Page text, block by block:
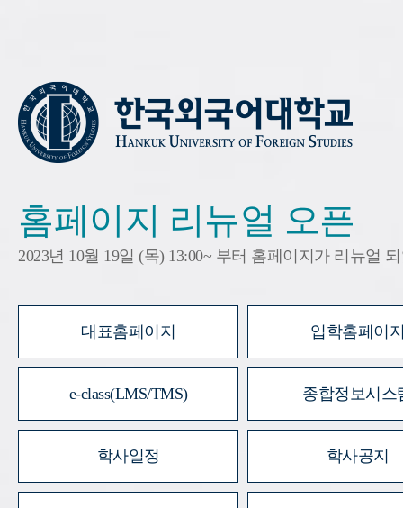
홈페이지 리뉴얼 오픈
2023년 10월 19일 (목) 13:00~ 부터 홈페이지가 리뉴얼
대표홈페이지 입학홈페이
e-class(LMS/TMS) 종합정보시스
학사일정 학사공지